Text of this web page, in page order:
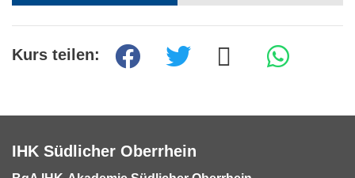
Kurs teilen:
IHK Südlicher Oberrhein